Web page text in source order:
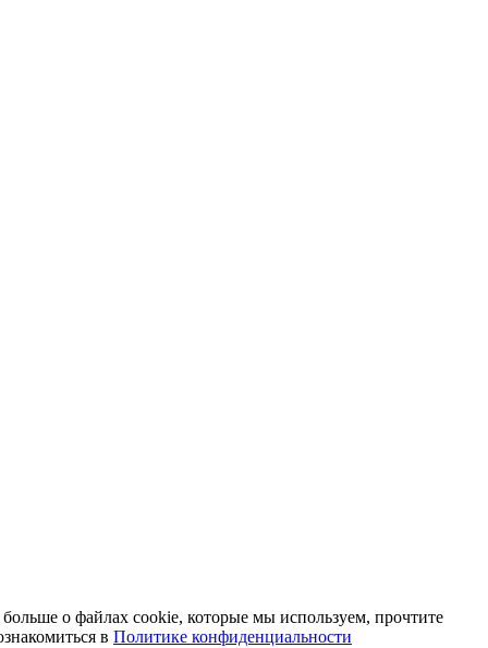
о файлах cookie, которые мы используем, прочтите
в Политике конфиденциальности